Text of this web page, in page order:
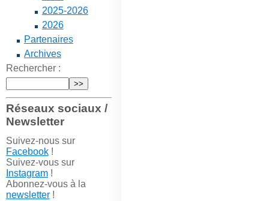
2025-2026
2026
Partenaires
Archives
Rechercher :
Réseaux sociaux /
Newsletter
Suivez-nous sur
Facebook!
Suivez-vous sur
Instagram!
Abonnez-vous à la
newsletter!